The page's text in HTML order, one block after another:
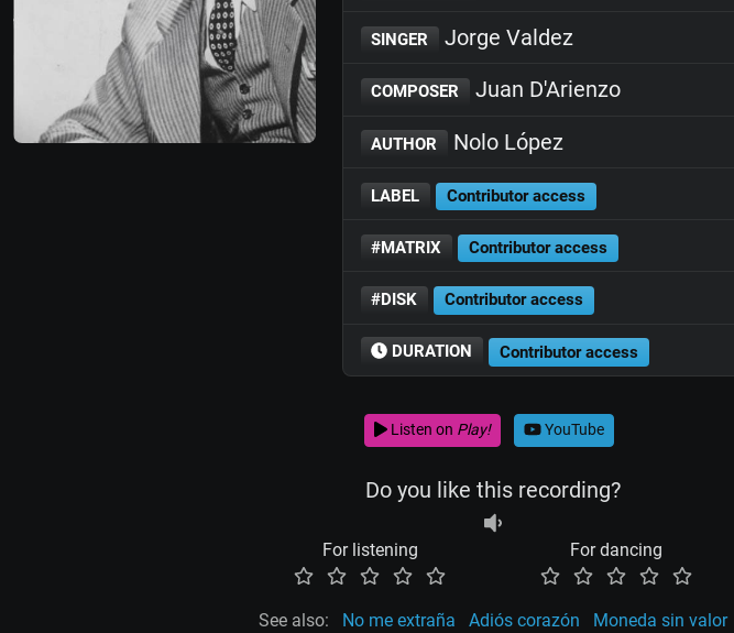
SINGER Jorge Valdez
COMPOSER Juan D'Arienzo
AUTHOR Nolo López
LABEL Contributor access
#MATRIX Contributor access
#DISK Contributor access
DURATION Contributor access
Listen on Play! YouTube
Do you like this recording?
For listening For dancing
See also: No me extraña Adiós corazón Moneda sin valor